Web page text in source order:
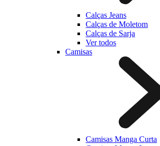
Calças Jeans
Calças de Moletom
Calças de Sarja
Ver todos
Camisas
Camisas Manga Curta